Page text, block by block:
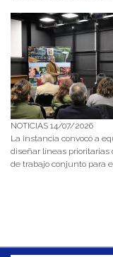
NOTICIAS 14/07/2026
La instancia convocó a
diseñar líneas prioritarias
de trabajo conjunto para